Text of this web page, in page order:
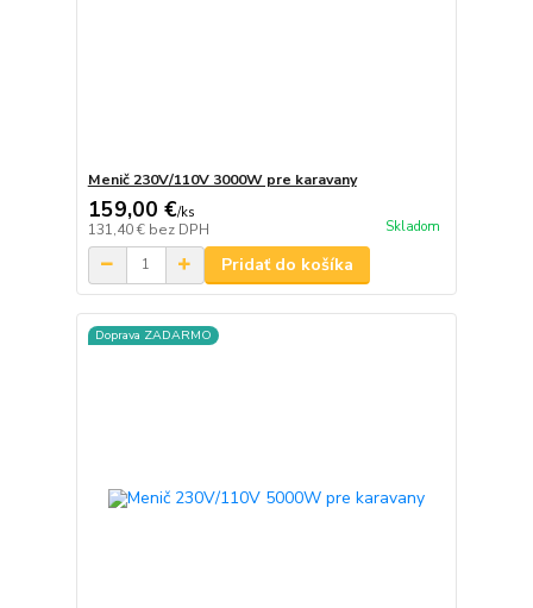
Menič 230V/110V 3000W pre karavany
159,00 €/ks
131,40 € bez DPH Skladom
Pridať do košíka
Doprava ZADARMO